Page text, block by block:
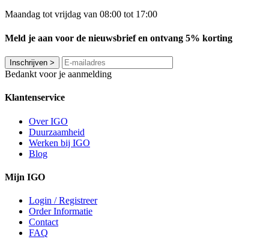
Maandag tot vrijdag van 08:00 tot 17:00
Meld je aan voor de nieuwsbrief en ontvang 5% korting
Inschrijven >
Bedankt voor je aanmelding
Klantenservice
Over IGO
Duurzaamheid
Werken bij IGO
Blog
Mijn IGO
Login / Registreer
Order Informatie
Contact
FAQ